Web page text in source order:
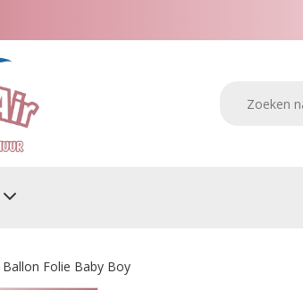
categorieen
Ballon Folie Baby Boy